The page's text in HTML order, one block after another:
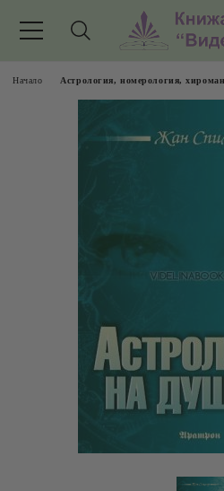
Начало Астрология, номерология,